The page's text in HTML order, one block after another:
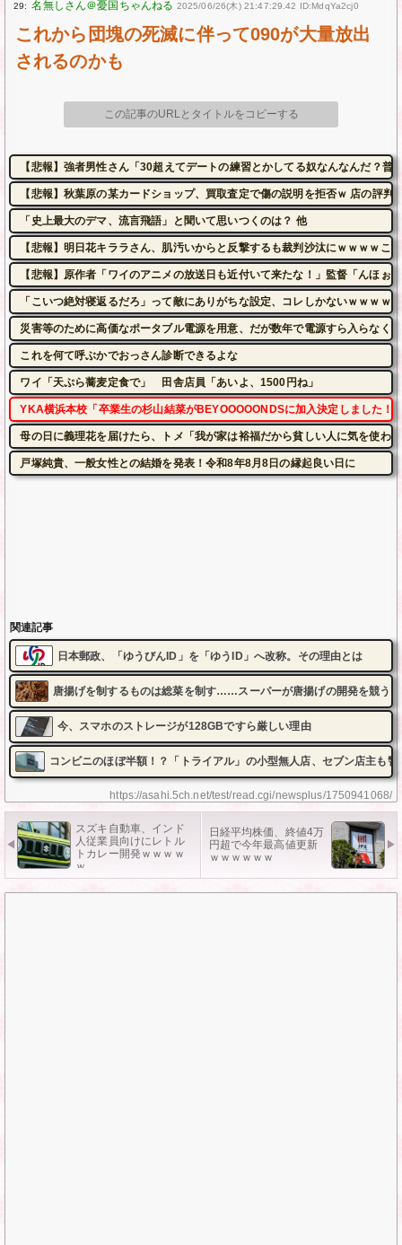
29: 2025/06/26(木) 21:47:29.42 ID:MdqYa2cj0
これから団塊の死滅に伴って090が大量放出
されるのかも
https://asahi.5ch.net/test/read.cgi/newsplus/1750941068/
この記事のURLとタイトルをコピーする
【悲報】強者男性さん「30超えてデートの練習とかしてる奴なんなんだ？普
【悲報】秋葉原の某カードショップ、買取査定で傷の説明を拒否ｗ 店の評
「史上最大のデマ、流言飛語」と聞いて思いつくのは？ 他
【悲報】明日花キララさん、肌汚いからと反撃するも裁判沙汰にｗｗｗｗこ
【悲報】原作者「ワイのアニメの放送日も近付いて来たな！」監督「んほ
「こいつ絶対寝返るだろ」って敵にありがちな設定、コレしかないｗｗｗｗ
災害等のために高価なポータブル電源を用意、だが数年で電源すら入らな
これを何て呼ぶかでおっさん診断できるよな
ワイ「天ぷら蕎麦定食で」 田舎店員「あいよ、1500円ね」
YKA横浜本校「卒業生の杉山結菜がBEYOOOOONDSに加入決定しました！
母の日に義理花を届けたら、トメ「我が家は裕福だから貧しい人に気を使
戸塚純貴、一般女性との結婚を発表！令和8年8月8日の縁起良い日に
関連記事
日本郵政、「ゆうびんID」を「ゆうID」へ改称。その理由とは
唐揚げを制するものは総菜を制す……スーパーが唐揚げの開発を競う
今、スマホのストレージが128GBですら厳しい理由
コンビニのほぼ半額！？「トライアル」の小型無人店、セブン店主も警
スズキ自動車、インド
人従業員向けにレトル
トカレー開発ｗｗｗｗ
ｗ
日経平均株価、終値4万
円超で今年最高値更新
ｗｗｗｗｗｗ